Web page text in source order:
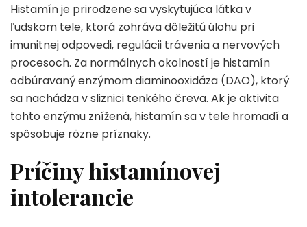
Histamín je prirodzene sa vyskytujúca látka v
ľudskom tele, ktorá zohráva dôležitú úlohu pri
imunitnej odpovedi, regulácii trávenia a nervových
procesoch. Za normálnych okolností je histamín
odbúravaný enzýmom diaminooxidáza (DAO), ktorý
sa nachádza v sliznici tenkého čreva. Ak je aktivita
tohto enzýmu znížená, histamín sa v tele hromadí a
spôsobuje rôzne príznaky.
Príčiny histamínovej
intolerancie